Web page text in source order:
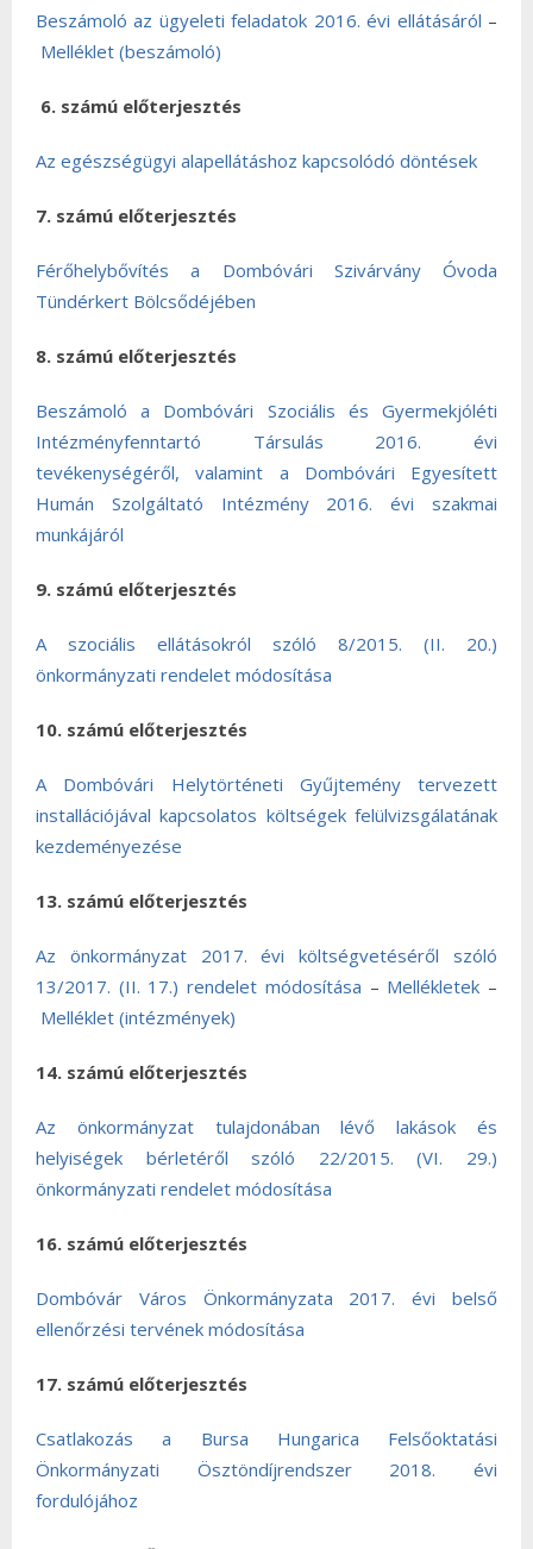
Beszámoló az ügyeleti feladatok 2016. évi ellátásáról –
Melléklet (beszámoló)
6. számú előterjesztés
Az egészségügyi alapellátáshoz kapcsolódó döntések
7. számú előterjesztés
Férőhelybővítés a Dombóvári Szivárvány Óvoda
Tündérkert Bölcsődéjében
8. számú előterjesztés
Beszámoló a Dombóvári Szociális és Gyermekjóléti
Intézményfenntartó Társulás 2016. évi
tevékenységéről, valamint a Dombóvári Egyesített
Humán Szolgáltató Intézmény 2016. évi szakmai
munkájáról
9. számú előterjesztés
A szociális ellátásokról szóló 8/2015. (II. 20.)
önkormányzati rendelet módosítása
10. számú előterjesztés
A Dombóvári Helytörténeti Gyűjtemény tervezett
installációjával kapcsolatos költségek felülvizsgálatának
kezdeményezése
13. számú előterjesztés
Az önkormányzat 2017. évi költségvetéséről szóló
13/2017. (II. 17.) rendelet módosítása – Mellékletek –
Melléklet (intézmények)
14. számú előterjesztés
Az önkormányzat tulajdonában lévő lakások és
helyiségek bérletéről szóló 22/2015. (VI. 29.)
önkormányzati rendelet módosítása
16. számú előterjesztés
Dombóvár Város Önkormányzata 2017. évi belső
ellenőrzési tervének módosítása
17. számú előterjesztés
Csatlakozás a Bursa Hungarica Felsőoktatási
Önkormányzati Ösztöndíjrendszer 2018. évi
fordulójához